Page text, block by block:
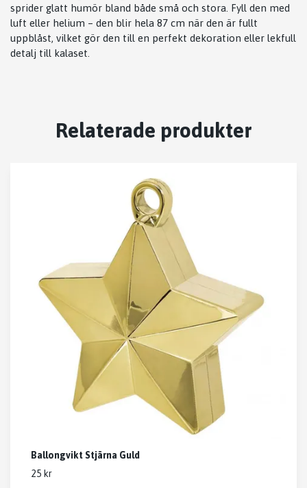
sprider glatt humör bland både små och stora. Fyll den med
luft eller helium – den blir hela 87 cm när den är fullt
uppblåst, vilket gör den till en perfekt dekoration eller lekfull
detalj till kalaset.
Relaterade produkter
Ballongvikt Stjärna Guld
25 kr